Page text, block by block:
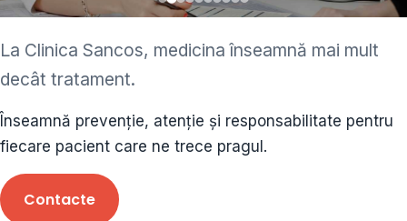
ginecolog • cardiolog •
ORL • endocrinolog
Cât și alte specialități medicale, toate în cadrul aceleiași
Clinici
Programare
La Clinica Sancos, medicina înseamnă mai mult
decât tratament.
Înseamnă prevenție, atenție și responsabilitate pentru
fiecare pacient care ne trece pragul.
Contacte